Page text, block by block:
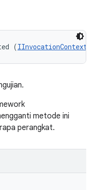
(IInvocationContext
metode ini
perangkat.